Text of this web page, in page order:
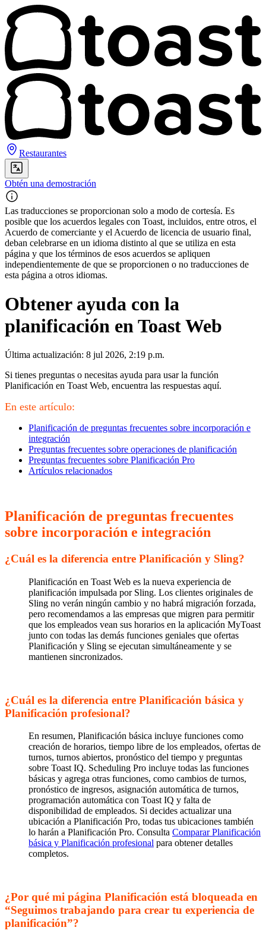
Restaurantes
Obtén una demostración
Las traducciones se proporcionan solo a modo de cortesía. Es
posible que los acuerdos legales con Toast, incluidos, entre otros, el
Acuerdo de comerciante y el Acuerdo de licencia de usuario final,
deban celebrarse en un idioma distinto al que se utiliza en esta
página y que los términos de esos acuerdos se apliquen
independientemente de que se proporcionen o no traducciones de
esta página a otros idiomas.
Obtener ayuda con la
planificación en Toast Web
Última actualización: 8 jul 2026, 2:19 p.m.
Si tienes preguntas o necesitas ayuda para usar la función
Planificación en Toast Web, encuentra las respuestas aquí.
En este artículo:
Planificación de preguntas frecuentes sobre incorporación e
integración
Preguntas frecuentes sobre operaciones de planificación
Preguntas frecuentes sobre Planificación Pro
Artículos relacionados
Planificación de preguntas frecuentes
sobre incorporación e integración
¿Cuál es la diferencia entre Planificación y Sling?
Planificación en Toast Web es la nueva experiencia de
planificación impulsada por Sling. Los clientes originales de
Sling no verán ningún cambio y no habrá migración forzada,
pero recomendamos a las empresas que migren para permitir
que los empleados vean sus horarios en la aplicación MyToast
junto con todas las demás funciones geniales que ofertas
Planificación y Sling se ejecutan simultáneamente y se
mantienen sincronizados.
¿Cuál es la diferencia entre Planificación básica y
Planificación profesional?
En resumen, Planificación básica incluye funciones como
creación de horarios, tiempo libre de los empleados, ofertas de
turnos, turnos abiertos, pronóstico del tiempo y preguntas
sobre Toast IQ. Scheduling Pro incluye todas las funciones
básicas y agrega otras funciones, como cambios de turnos,
pronóstico de ingresos, asignación automática de turnos,
programación automática con Toast IQ y falta de
disponibilidad de empleados. Si decides actualizar una
ubicación a Planificación Pro, todas tus ubicaciones también
lo harán a Planificación Pro. Consulta Comparar Planificación
básica y Planificación profesional para obtener detalles
completos.
¿Por qué mi página Planificación está bloqueada en
“Seguimos trabajando para crear tu experiencia de
planificación”?